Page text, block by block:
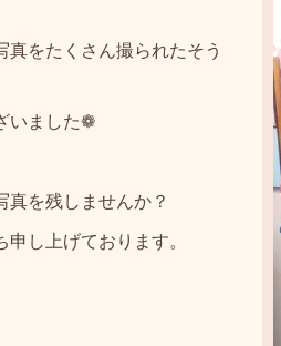
をたくさん撮られたそう
いました❁
真を残しませんか？
し上げております。